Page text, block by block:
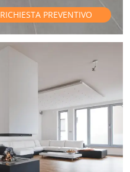
RICHIESTA PREVENTIVO